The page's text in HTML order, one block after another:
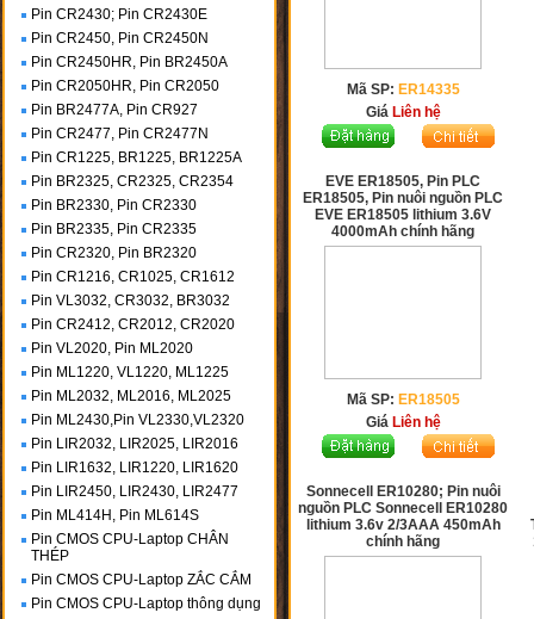
Pin CR2430; Pin CR2430E
Pin CR2450, Pin CR2450N
Pin CR2450HR, Pin BR2450A
Pin CR2050HR, Pin CR2050
Pin BR2477A, Pin CR927
Pin CR2477, Pin CR2477N
Pin CR1225, BR1225, BR1225A
Pin BR2325, CR2325, CR2354
Pin BR2330, Pin CR2330
Pin BR2335, Pin CR2335
Pin CR2320, Pin BR2320
Pin CR1216, CR1025, CR1612
Pin VL3032, CR3032, BR3032
Pin CR2412, CR2012, CR2020
Pin VL2020, Pin ML2020
Pin ML1220, VL1220, ML1225
Pin ML2032, ML2016, ML2025
Pin ML2430,Pin VL2330,VL2320
Pin LIR2032, LIR2025, LIR2016
Pin LIR1632, LIR1220, LIR1620
Pin LIR2450, LIR2430, LIR2477
Pin ML414H, Pin ML614S
Pin CMOS CPU-Laptop CHÂN
THÉP
Pin CMOS CPU-Laptop ZẮC CẮM
Pin CMOS CPU-Laptop thông dụng
Mã SP: ER14335
Giá Liên hệ
EVE ER18505, Pin PLC
ER18505, Pin nuôi nguồn PLC
EVE ER18505 lithium 3.6V
4000mAh chính hãng
Mã SP: ER18505
Giá Liên hệ
Sonnecell ER10280; Pin nuôi
nguồn PLC Sonnecell ER10280
lithium 3.6v 2/3AAA 450mAh
chính hãng